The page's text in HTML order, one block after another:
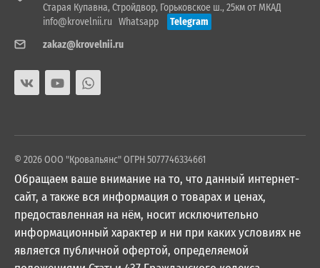
Старая Купавна, Стройдвор, Горьковское ш., 25км от МКАД
info@krovelnii.ru Whatsapp
Telegram
zakaz@krovelnii.ru
© 2026 ООО "Кровальянс" ОГРН 5077746334661
Обращаем ваше внимание на то, что данный интернет-
сайт, а также вся информация о товарах и ценах,
предоставленная на нём, носит исключительно
информационный характер и ни при каких условиях не
является публичной офертой, определяемой